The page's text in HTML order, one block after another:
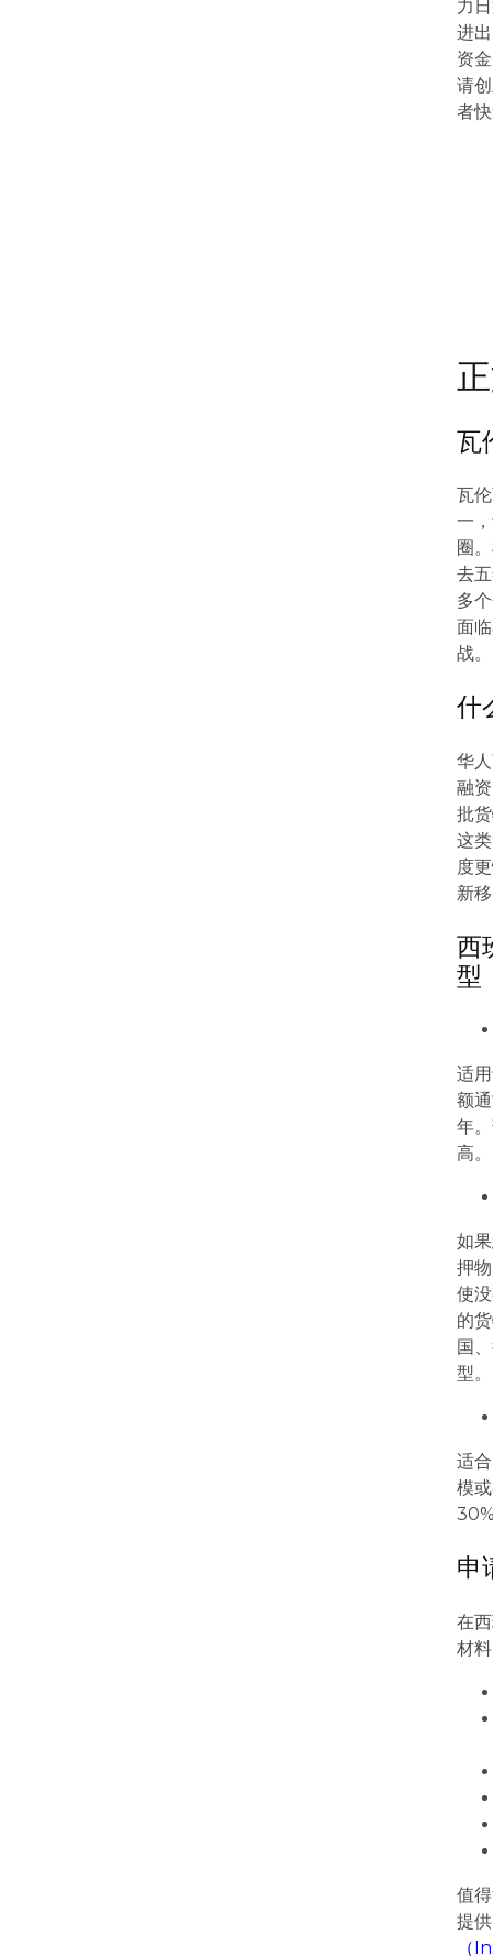
力
进
资
请
者
瓦
瓦
一
圈
去
多
面
战。
什
华
融
批
这
度
新
西
型
适
额
年
高。
如
押
使
的
国
型。
适
模
申
在
材
值
提
（